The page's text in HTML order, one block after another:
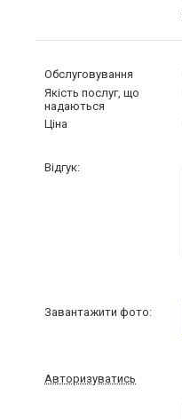
Обслуговування
Якість послуг, що
надаються
Ціна
Відгук:
Завантажити фото:
Авторизуватись